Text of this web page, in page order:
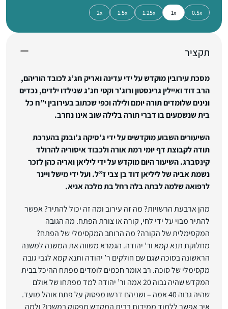
0.5x
1x
1.25x
1.5x
2x
תקציר
מסכת עירובין מוקדש על ידי עדינה ואריק חג’ג לכובד הוריהם,
הרב דוד ואיילין גרינסטון ורוג’ר וקטי חג’ג שגילדו ילדים, נכדים
ונינים שלומדים תורה יומם ולילה וכפי שכתוב בעירובין י”ח כל
בית שנשמעים בו דברי תורה בלילה שוב אינו נחרב.
השיעורים השבוע מוקדשים על ידי ג’סיקה ג’ובנק בהערכת
תודה לקבוצת דף יומי רמת אורה ולכבוד איסוריה להרולד
קינסברג. השיעור היום מוקדש על ידי ליליאן ואריה כהן לזכר
נשמת אביה של ליליאן דוד בן צבי ז”ל. ועל ידי מישל ויינר
לרפואה שלמה לבתה בלה רחל בת מלכה אניא.
מהן ארבעת הרשויות? מה זה עירוב ומה זה יכול להתיר? אפשר
להתיר מבוי על ידי לחי, קורה או צורת הפתח. מה הגובה
המקסימלית של הקורה? מה הרוחב המקסימלי של הפתח?
מחלוקת תנא קמא ור’ יהודה. הגמרא משווה את המשנה למשנה
הראשונה בסוכה שגם שם חולקים ר’ יהודה ותנא קמא לגבי גובה
מקסימלי של סוכה. רב אומר חכמים לומדים מפתח ההיכל בבית
המקדש שהיה גבוה 20 אמה ור’ יהודה למד מפתחו של אולם
שהיה גבוה 40 אמה – ושניהם דרשו מפסוק על פתח אוהל מועד.
איך אפשר ללמוד ממידות בבית המקדש מפסוק במשכן? ולמה